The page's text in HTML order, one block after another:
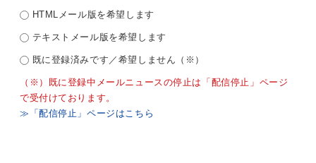
HTMLメール版を希望します
テキストメール版を希望します
既に登録済みです／希望しません（※）
（※）既に登録中メールニュースの停止は「配信停止」ページ
で受付けております。
≫「配信停止」ページはこちら